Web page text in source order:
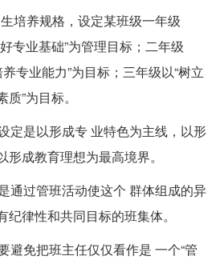
培养规格，设定某班级一年级
专业基础”为管理目标；二年级
专业能力”为目标；三年级以“树立
”为目标。
定是以形成专 业特色为主线，以形
成教育理想为最高境界。
通过管班活动使这个 群体组成的异
律性和共同目标的班集体。
避免把班主任仅仅看作是 一个“管